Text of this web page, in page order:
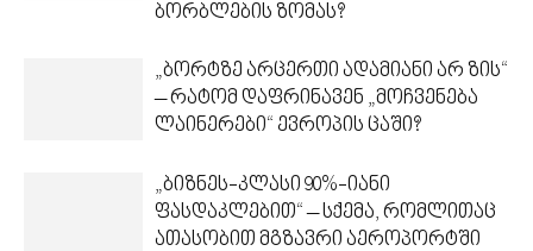
ბორბლების ზომას?
„ბორტზე არცერთი ადამიანი არ ზის“
– რატომ დაფრინავენ „მოჩვენება
ლაინერები“ ევროპის ცაში?
„ბიზნეს-კლასი 90%-იანი
ფასდაკლებით“ – სქემა, რომლითაც
ათასობით მგზავრი აეროპორტში